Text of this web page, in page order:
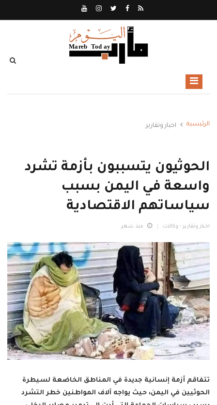
الرئيسية اخبار وتقارير
الحوثيون يتسببون بأزمة تشرد
واسعة في اليمن بسبب
سياساتهم الاقتصادية
اخبار وتقارير - وكالات منذ شهر
تتفاقم أزمة إنسانية جديدة في المناطق الخاضعة لسيطرة
الحوثيين في اليمن، حيث يواجه آلاف المواطنين خطر التشرد